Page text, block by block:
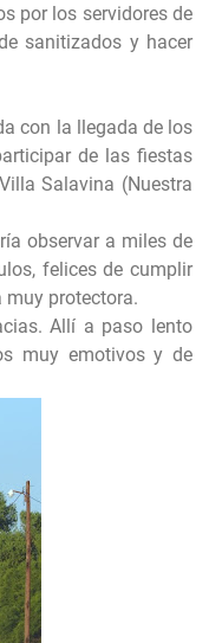
por los servidores de
sanitizados y hacer
con la llegada de los
de las fiestas
Salavina (Nuestra
observar a miles de
felices de cumplir
muy protectora.
Allí a paso lento
muy emotivos y de